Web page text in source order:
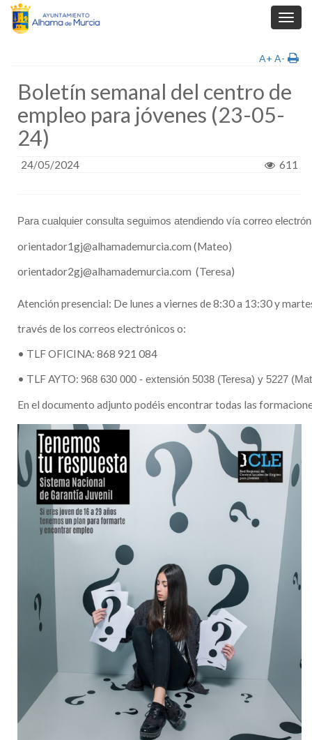
A+ A-
Boletín semanal del centro de
empleo para jóvenes (23-05-
24)
24/05/2024 611
Para cualquier consulta seguimos atendiendo vía correo
orientador1gj@alhamademurcia.com (Mateo)
orientador2gj@alhamademurcia.com (Teresa)
Atención presencial: De lunes a viernes de 8:30 a 13:30 y
través de los correos electrónicos o:
• TLF OFICINA: 868 921 084
• TLF AYTO: 968 630 000 - extensión 5038 (Teresa) y 5227
En el documento adjunto podéis encontrar todas las